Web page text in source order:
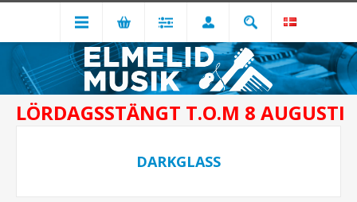
LÖRDAGSSTÄNGT T.O.M 8 AUGUSTI
DARKGLASS